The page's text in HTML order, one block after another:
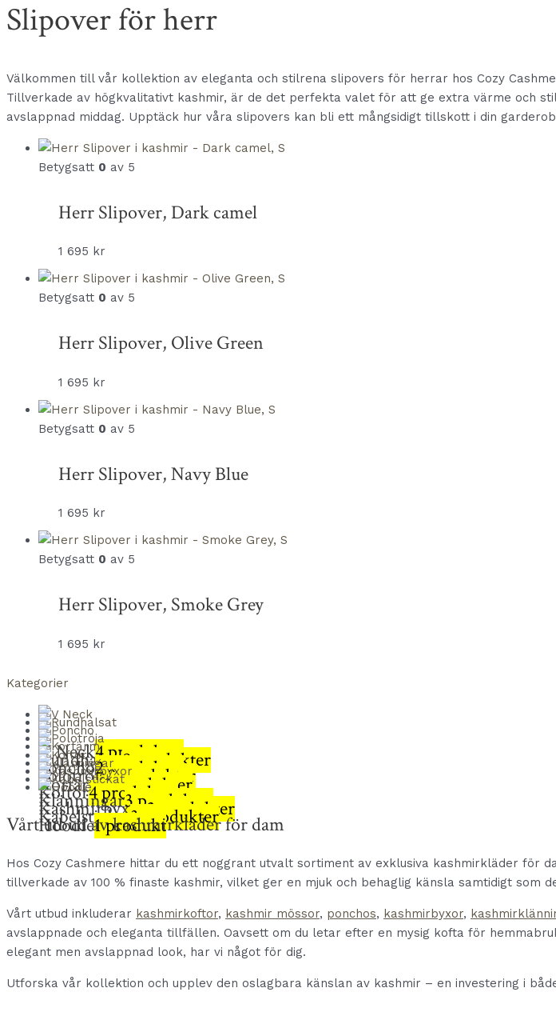
Slipover för herr
Välkommen till vår kollektion av eleganta och stilrena slipovers för herrar hos Cozy
Tillverkade av högkvalitativt kashmir, är de det perfekta valet för att ge extra värme och
avslappnad middag. Upptäck hur våra slipovers kan bli ett mångsidigt tillskott i din
Betygsatt 0 av 5
Herr Slipover, Dark camel
1 695 kr
Betygsatt 0 av 5
Herr Slipover, Olive Green
1 695 kr
Betygsatt 0 av 5
Herr Slipover, Navy Blue
1 695 kr
Betygsatt 0 av 5
Herr Slipover, Smoke Grey
1 695 kr
Kategorier
V Neck4 produkter
Rundhalsat9 produkter
Poncho2 produkter
Polotröja8 produkter
Kortärm3 produkter
Koftor4 produkter
Klänningar3 produkter
Kashmirbyxor2 produkter
Kabelstickat3 produkter
Hoodie1 produkt
Vårt utbud av kashmirkläder för dam
Hos Cozy Cashmere hittar du ett noggrant utvalt sortiment av exklusiva kashmirkläder för
tillverkade av 100 % finaste kashmir, vilket ger en mjuk och behaglig känsla samtidigt som
Vårt utbud inkluderar kashmirkoftor, kashmir mössor, ponchos, kashmirbyxor,
avslappnade och eleganta tillfällen. Oavsett om du letar efter en mysig kofta för
elegant men avslappnad look, har vi något för dig.
Utforska vår kollektion och upplev den oslagbara känslan av kashmir – en investering i